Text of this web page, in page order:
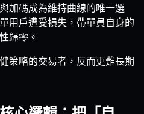
加碼成為維持曲線的唯一選
用戶遭受損失，帶單員自身的
歸零。
策略的交易者，反而更難長期